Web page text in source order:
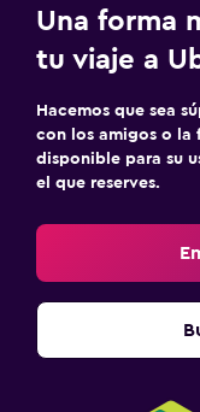
Una forma
tu viaje a
Hacemos que sea
con los amigos o la
disponible para su
el que reserves.